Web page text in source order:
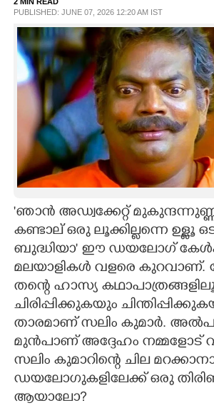
LIFESTYLE
SPIRITUAL
INFO+
ART
ASTRO
CARTOONS
LITERATURE
ZOOM
CONTACT US
PUBLISHED: JUNE 07, 2026 12:20 AM IST
'ഞാൻ അഡ്വക്കേറ്റ്
കണ്ടാല് ഒരു ലൂക്കില്ലന്നെ ഉള്ളൂ
ബുദ്ധിയാ' ഈ ഡയലോഗ്
മലയാളികൾ വളരെ കുറവാണ്.
തന്റെ ഹാസ്യ
ചിരിപ്പിക്കുകയും
താരമാണ് സലിം കുമാർ.
മുൻപാണ് അദ്ദേഹം നമ്മളോട്
സലിം കുമാറിന്റെ ചില
ഡയലോഗുകളിലേക്ക് ഒരു
ആയാലോ?​